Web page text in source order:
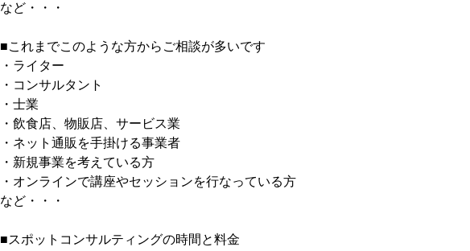
など・・・
■これまでこのような方からご相談が多いです
・ライター
・コンサルタント
・士業
・飲食店、物販店、サービス業
・ネット通販を手掛ける事業者
・新規事業を考えている方
・オンラインで講座やセッションを行なっている方
など・・・
■スポットコンサルティングの時間と料金